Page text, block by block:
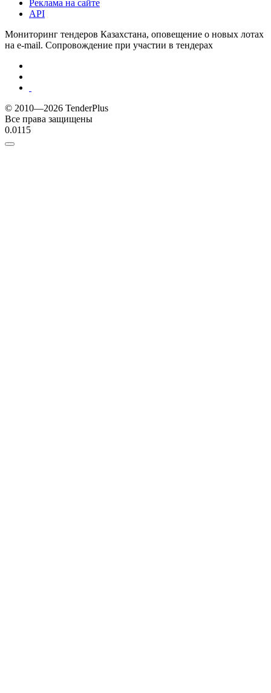
Реклама на сайте
API
Мониторинг тендеров Казахстана, оповещение о новых лотах
на e-mail. Сопровождение при участии в тендерах
© 2010—2026 TenderPlus
Все права защищены
0.0115